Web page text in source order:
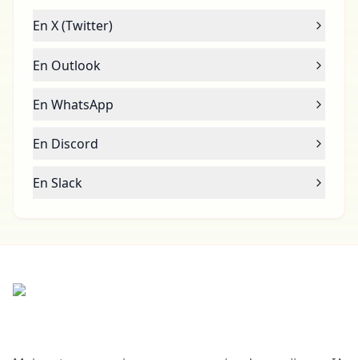
En X (Twitter)
En Outlook
En WhatsApp
En Discord
En Slack